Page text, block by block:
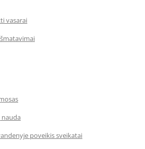
vasarai
poveikis sveikatai